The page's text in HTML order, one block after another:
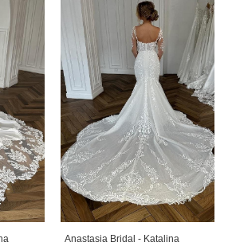
Anastasia Bridal - Katalina